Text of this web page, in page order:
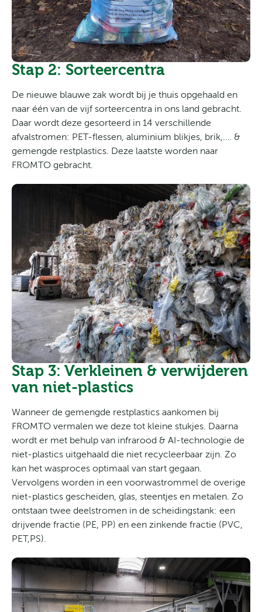
Stap 2: Sorteercentra
De nieuwe blauwe zak wordt bij je thuis opgehaald en
naar één van de vijf sorteercentra in ons land gebracht.
Daar wordt deze gesorteerd in 14 verschillende
afvalstromen: PET-flessen, aluminium blikjes, brik,…. &
gemengde restplastics. Deze laatste worden naar
FROMTO gebracht.
Stap 3: Verkleinen & verwijderen
van niet-plastics
Wanneer de gemengde restplastics aankomen bij
FROMTO vermalen we deze tot kleine stukjes. Daarna
wordt er met behulp van infrarood & AI-technologie de
niet-plastics uitgehaald die niet recycleerbaar zijn. Zo
kan het wasproces optimaal van start gegaan.
Vervolgens worden in een voorwastrommel de overige
niet-plastics gescheiden, glas, steentjes en metalen. Zo
ontstaan twee deelstromen in de scheidingstank: een
drijvende fractie (PE, PP) en een zinkende fractie (PVC,
PET,PS).